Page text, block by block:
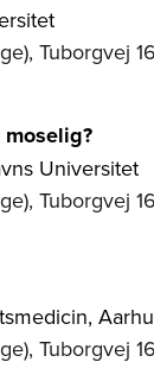
Tuborgvej
Universitet
Tuborgvej
Tuborgvej